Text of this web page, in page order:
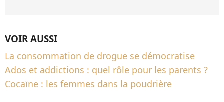
VOIR AUSSI
La consommation de drogue se démocratise
Ados et addictions : quel rôle pour les parents ?
Cocaïne : les femmes dans la poudrière